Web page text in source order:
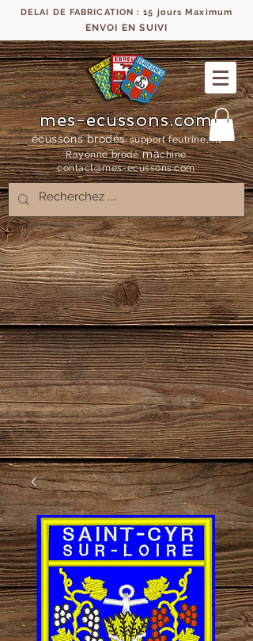
DELAI DE FABRICATION : 15 jours Maximum
ENVOI EN SUIVI
mes-ecussons.com
écussons brodés support feutrine, fil
Rayonne brodémachine
contact@mes-ecussons.com